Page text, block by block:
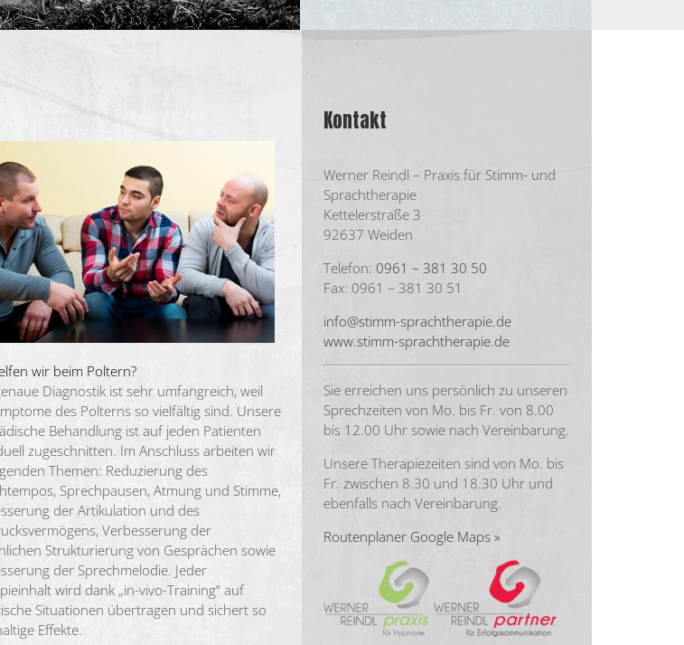
wir beim Poltern?
Diagnostik ist sehr umfangreich, weil
des Polterns so vielfältig sind. Unsere
Behandlung ist auf jeden Patienten
zugeschnitten. Im Anschluss arbeiten wir
Themen: Reduzierung des
Sprechpausen, Atmung und Stimme,
der Artikulation und des
Verbesserung der
Strukturierung von Gesprächen sowie
der Sprechmelodie. Jeder
wird dank „in-vivo-Training“ auf
Situationen übertragen und sichert so
Effekte.
Kontakt
Werner Reindl – Praxis für Stimm- und
Sprachtherapie
Kettelerstraße 3
92637 Weiden
Telefon: 0961 – 381 30 50
Fax: 0961 – 381 30 51
info@stimm-sprachtherapie.de
www.stimm-sprachtherapie.de
Sie erreichen uns persönlich zu unseren
Sprechzeiten von Mo. bis Fr. von 8.00
bis 12.00 Uhr sowie nach Vereinbarung.
Unsere Therapiezeiten sind von Mo. bis
Fr. zwischen 8.30 und 18.30 Uhr und
ebenfalls nach Vereinbarung.
Routenplaner Google Maps »